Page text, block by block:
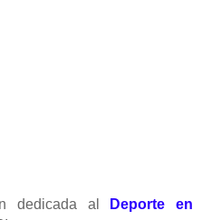
dedicada al
Deporte en